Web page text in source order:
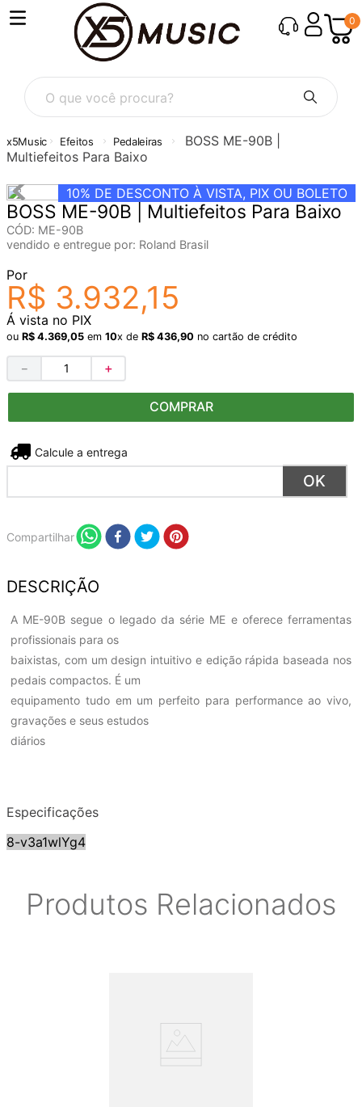
0
O que você procura?
Efeitos Pedaleiras
BOSS ME-90B |
Multiefeitos Para Baixo
10% DE DESCONTO À VISTA, PIX OU BOLETO
BOSS ME-90B | Multiefeitos Para Baixo
CÓD: ME-90B
vendido e entregue por: Roland Brasil
Por
R$ 3.932,15
Á vista no PIX
ou R$ 4.369,05 em 10x de R$ 436,90 no cartão de crédito
＋
－
COMPRAR
Não sei meu CEP
Compartilhar
DESCRIÇÃO
A ME-90B segue o legado da série ME e oferece ferramentas
profissionais para os
baixistas, com um design intuitivo e edição rápida baseada nos
pedais compactos. É um
equipamento tudo em um perfeito para performance ao vivo,
gravações e seus estudos
diários
Especificações
8-v3a1wlYg4
Produtos Relacionados